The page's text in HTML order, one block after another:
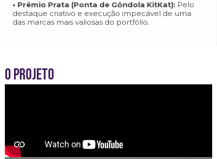
• Prêmio Prata (Ponta de Gôndola KitKat): Pelo
destaque criativo e execução impecável de uma
das marcas mais valiosas do portfólio.
O Projeto